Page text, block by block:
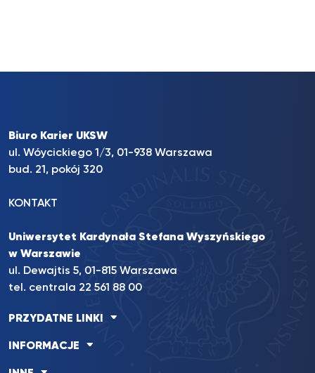
Biuro Karier UKSW
ul. Wóycickiego 1/3, 01-938 Warszawa
bud. 21, pokój 320
KONTAKT
Uniwersytet Kardynała Stefana Wyszyńskiego
w Warszawie
ul. Dewajtis 5, 01-815 Warszawa
tel. centrala 22 561 88 00
PRZYDATNE LINKI
INFORMACJE